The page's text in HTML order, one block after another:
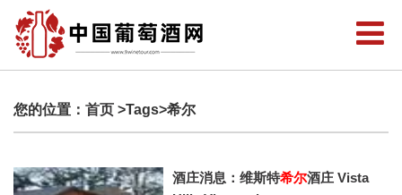
您的位置： 首页 >Tags>希尔
酒庄消息：维斯特希尔酒庄 Vista